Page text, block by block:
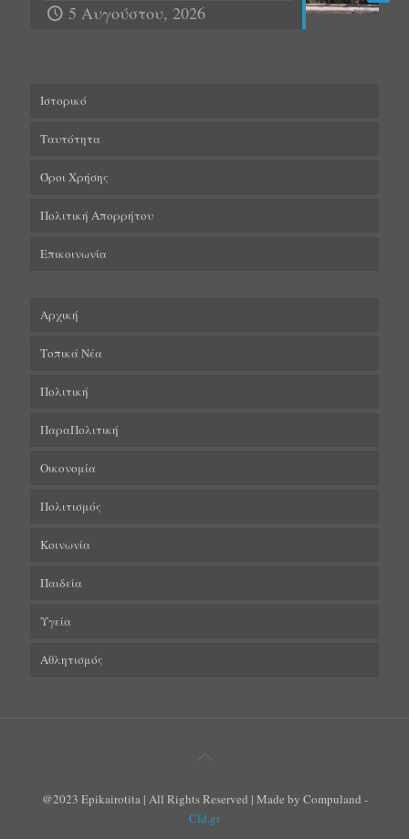
5 Αυγούστου, 2026
Ιστορικό
Ταυτότητα
Όροι Χρήσης
Πολιτική Απορρήτου
Επικοινωνία
Αρχική
Τοπικά Νέα
Πολιτική
ΠαραΠολιτική
Οικονομία
Πολιτισμός
Κοινωνία
Παιδεία
Υγεία
Αθλητισμός
@2023 Epikairotita | All Rights Reserved | Made by Compuland -
Cld.gr